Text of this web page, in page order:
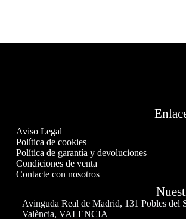
Aviso Legal
Política de cookies
Política de garantía y devoluciones
Condiciones de venta
Contacte con nosotros
Avinguda Real de Madrid, 131 Pobles del
València, VALENCIA